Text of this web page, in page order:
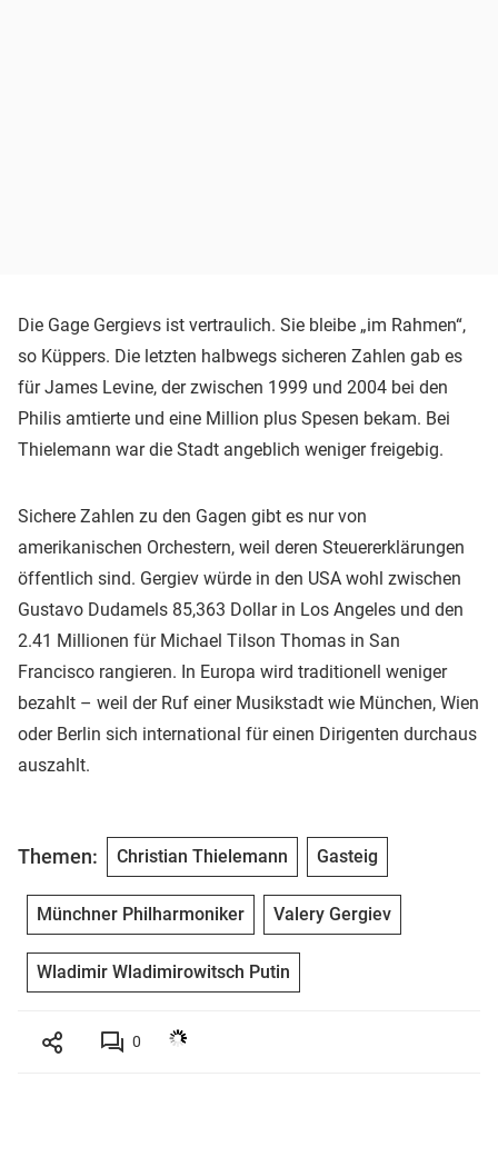
Die Gage Gergievs ist vertraulich. Sie bleibe „im Rahmen“,
so Küppers. Die letzten halbwegs sicheren Zahlen gab es
für James Levine, der zwischen 1999 und 2004 bei den
Philis amtierte und eine Million plus Spesen bekam. Bei
Thielemann war die Stadt angeblich weniger freigebig.
Sichere Zahlen zu den Gagen gibt es nur von
amerikanischen Orchestern, weil deren Steuererklärungen
öffentlich sind. Gergiev würde in den USA wohl zwischen
Gustavo Dudamels 85,363 Dollar in Los Angeles und den
2.41 Millionen für Michael Tilson Thomas in San
Francisco rangieren. In Europa wird traditionell weniger
bezahlt – weil der Ruf einer Musikstadt wie München, Wien
oder Berlin sich international für einen Dirigenten durchaus
auszahlt.
Themen: Christian Thielemann Gasteig
Münchner Philharmoniker Valery Gergiev
Wladimir Wladimirowitsch Putin
0